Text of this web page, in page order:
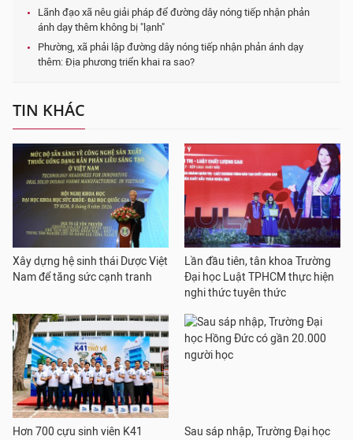
Lãnh đạo xã nêu giải pháp để đường dây nóng tiếp nhận phản
ánh dạy thêm không bị "lạnh"
Phường, xã phải lập đường dây nóng tiếp nhận phản ánh dạy
thêm: Địa phương triển khai ra sao?
TIN KHÁC
Xây dựng hệ sinh thái Dược Việt
Nam để tăng sức cạnh tranh
Lần đầu tiên, tân khoa Trường
Đại học Luật TPHCM thực hiện
nghi thức tuyên thức
Hơn 700 cựu sinh viên K41
Sau sáp nhập, Trường Đại học